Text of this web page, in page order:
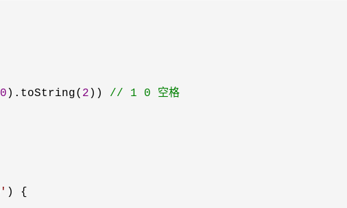
0 ).toString( 2 )) // 1 0 空格
' ) {